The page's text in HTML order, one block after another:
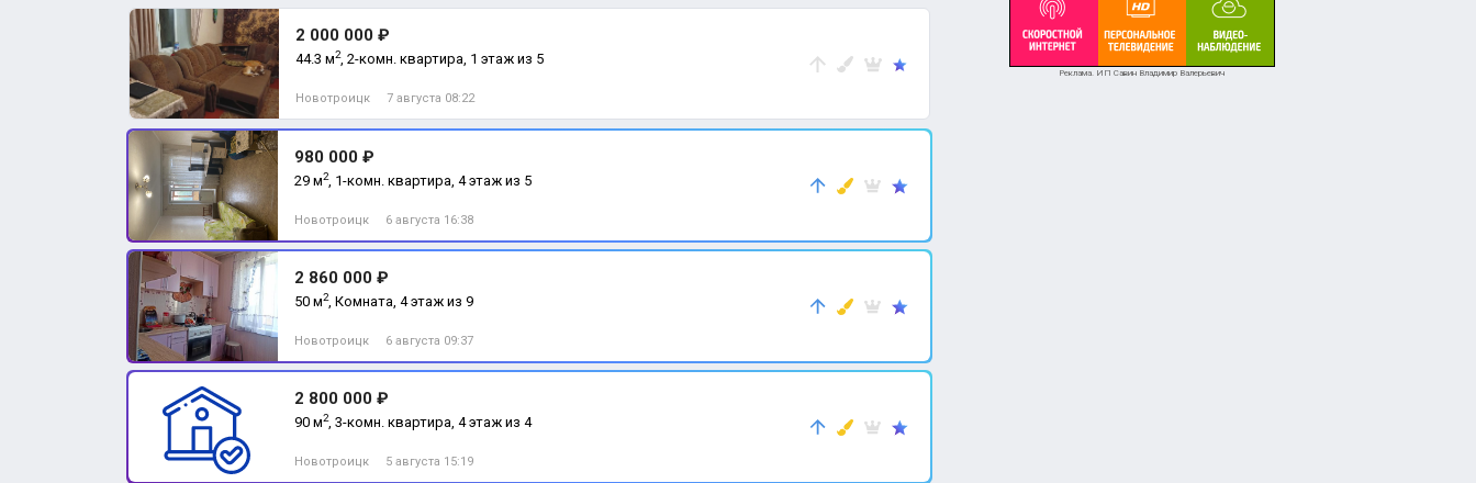
2 000 000 ₽
44.3 м2, 2-комн. квартира, 1 этаж из 5
Новотроицк 7 августа 08:22
980 000 ₽
29 м2, 1-комн. квартира, 4 этаж из 5
Новотроицк 6 августа 16:38
2 860 000 ₽
50 м2, Комната, 4 этаж из 9
Новотроицк 6 августа 09:37
2 800 000 ₽
90 м2, 3-комн. квартира, 4 этаж из 4
Новотроицк 5 августа 15:19
Реклама. ИП Савин Владимир Валерьевич